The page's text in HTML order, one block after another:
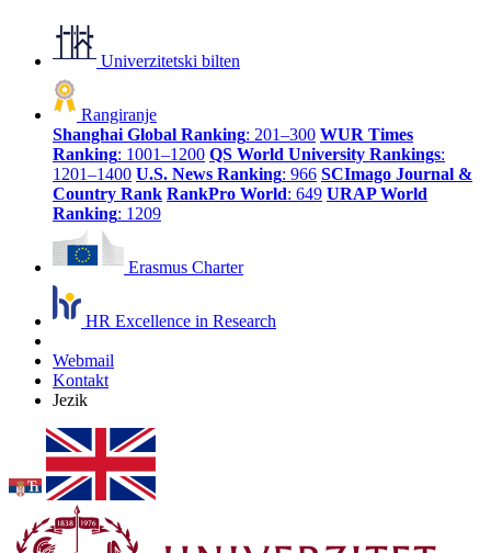
Univerzitetski bilten
Rangiranje
Shanghai Global Ranking: 201–300 WUR Times
Ranking: 1001–1200 QS World University Rankings:
1201–1400 U.S. News Ranking: 966 SCImago Journal &
Country Rank RankPro World: 649 URAP World
Ranking: 1209
Erasmus Charter
HR Excellence in Research
Webmail
Kontakt
Jezik